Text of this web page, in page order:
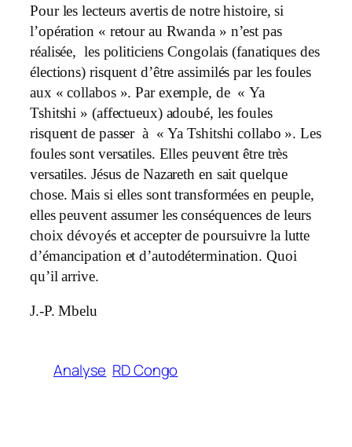
Pour les lecteurs avertis de notre histoire, si
l’opération « retour au Rwanda » n’est pas
réalisée, les politiciens Congolais (fanatiques des
élections) risquent d’être assimilés par les foules
aux « collabos ». Par exemple, de « Ya
Tshitshi » (affectueux) adoubé, les foules
risquent de passer à « Ya Tshitshi collabo ». Les
foules sont versatiles. Elles peuvent être très
versatiles. Jésus de Nazareth en sait quelque
chose. Mais si elles sont transformées en peuple,
elles peuvent assumer les conséquences de leurs
choix dévoyés et accepter de poursuivre la lutte
d’émancipation et d’autodétermination. Quoi
qu’il arrive.
J.-P. Mbelu
Analyse RD Congo